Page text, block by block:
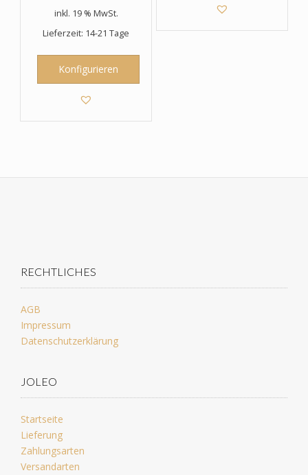
inkl. 19 % MwSt.
Lieferzeit: 14-21 Tage
Konfigurieren
RECHTLICHES
AGB
Impressum
Datenschutzerklärung
JOLEO
Startseite
Lieferung
Zahlungsarten
Versandarten